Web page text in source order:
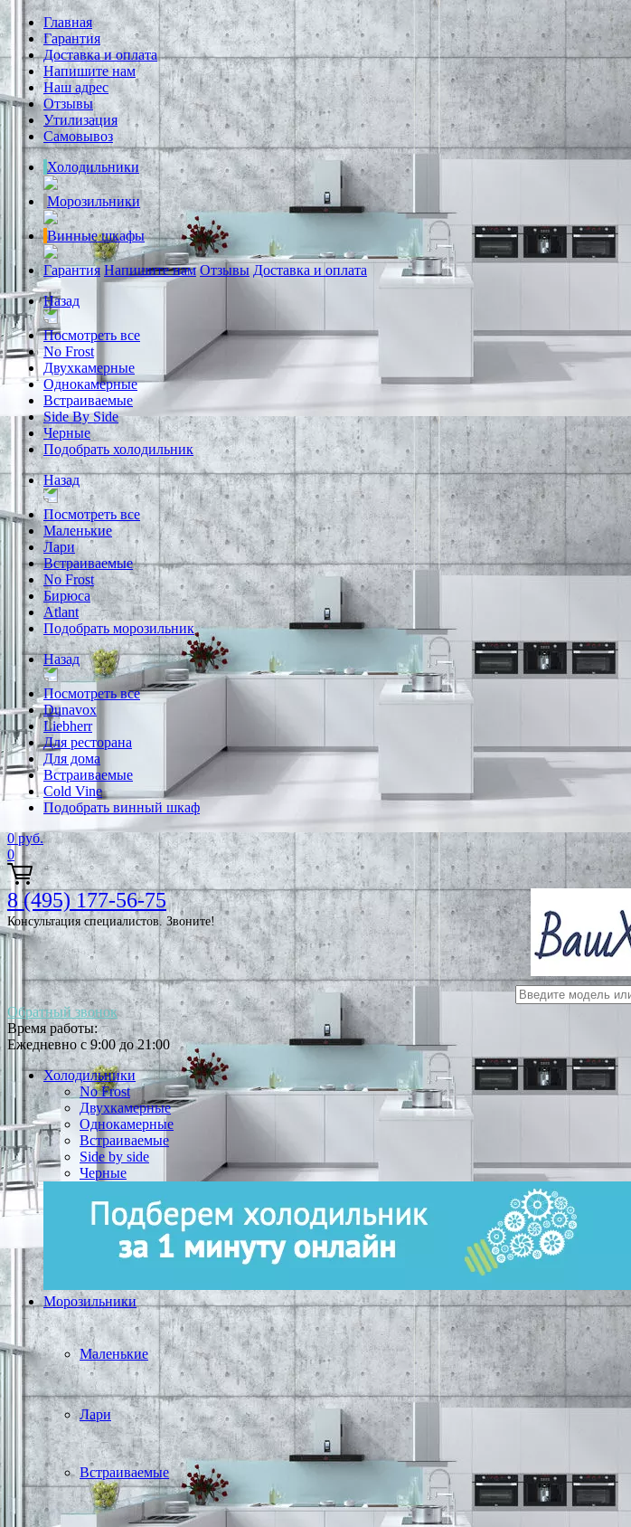
Главная
Гарантия
Доставка и оплата
Напишите нам
Наш адрес
Отзывы
Утилизация
Самовывоз
Холодильники
Морозильники
Винные шкафы
Гарантия Напишите нам Отзывы Доставка и оплата
Назад
Посмотреть все
No Frost
Двухкамерные
Однокамерные
Встраиваемые
Side By Side
Черные
Подобрать холодильник
Назад
Посмотреть все
Маленькие
Лари
Встраиваемые
No Frost
Бирюса
Atlant
Подобрать морозильник
Назад
Посмотреть все
Dunavox
Liebherr
Для ресторана
Для дома
Встраиваемые
Cold Vine
Подобрать винный шкаф
0 руб.
0
8 (495) 177-56-75
Консультация специалистов. Звоните!
Обратный звонок
Время работы:
Ежедневно с 9:00 до 21:00
Холодильники
No Frost
Двухкамерные
Однокамерные
Встраиваемые
Side by side
Черные
Морозильники
Маленькие
Лари
Встраиваемые